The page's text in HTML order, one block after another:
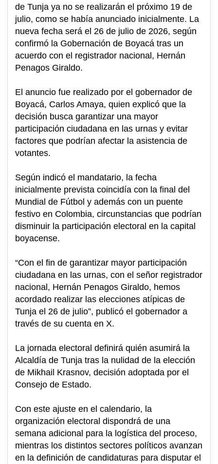
de Tunja ya no se realizarán el próximo 19 de
julio, como se había anunciado inicialmente. La
nueva fecha será el 26 de julio de 2026, según
confirmó la Gobernación de Boyacá tras un
acuerdo con el registrador nacional, Hernán
Penagos Giraldo.
El anuncio fue realizado por el gobernador de
Boyacá, Carlos Amaya, quien explicó que la
decisión busca garantizar una mayor
participación ciudadana en las urnas y evitar
factores que podrían afectar la asistencia de
votantes.
Según indicó el mandatario, la fecha
inicialmente prevista coincidía con la final del
Mundial de Fútbol y además con un puente
festivo en Colombia, circunstancias que podrían
disminuir la participación electoral en la capital
boyacense.
“Con el fin de garantizar mayor participación
ciudadana en las urnas, con el señor registrador
nacional, Hernán Penagos Giraldo, hemos
acordado realizar las elecciones atípicas de
Tunja el 26 de julio”, publicó el gobernador a
través de su cuenta en X.
La jornada electoral definirá quién asumirá la
Alcaldía de Tunja tras la nulidad de la elección
de Mikhail Krasnov, decisión adoptada por el
Consejo de Estado.
Con este ajuste en el calendario, la
organización electoral dispondrá de una
semana adicional para la logística del proceso,
mientras los distintos sectores políticos avanzan
en la definición de candidaturas para disputar el